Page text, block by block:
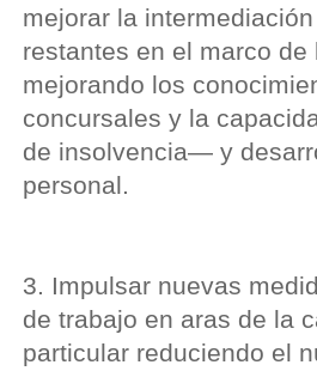
mejorar la
restantes en el marco
mejorando los
concursales y la
de insolvencia— y
personal.
3. Impulsar nuevas
de trabajo en aras de la
particular reduciendo el